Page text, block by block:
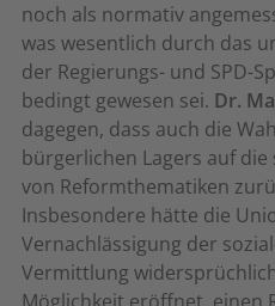
noch als normativ
was wesentlich durch das
der Regierungs- und SPD-
bedingt gewesen sei. Dr.
dagegen, dass auch die
bürgerlichen Lagers auf
von Reformthematiken
Insbesondere hätte die
Vernachlässigung der
Vermittlung